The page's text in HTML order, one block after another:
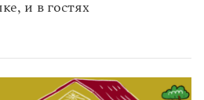
и в гостях